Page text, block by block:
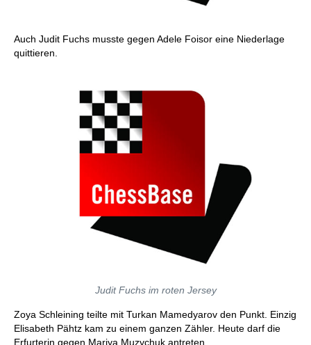
Auch Judit Fuchs musste gegen Adele Foisor eine Niederlage
quittieren.
Judit Fuchs im roten Jersey
Zoya Schleining teilte mit Turkan Mamedyarov den Punkt. Einzig
Elisabeth Pähtz kam zu einem ganzen Zähler. Heute darf die
Erfurterin gegen Mariya Muzychuk antreten.